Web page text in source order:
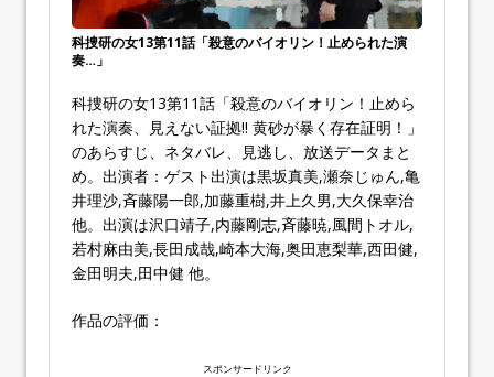
科捜研の女13第11話「殺意のバイオリン！止められた演
奏…」
科捜研の女13第11話「殺意のバイオリン！止めら
れた演奏、見えない証拠!! 黄砂が暴く存在証明！」
のあらすじ、ネタバレ、見逃し、放送データまと
め。出演者：ゲスト出演は黒坂真美,瀬奈じゅん,亀
井理沙,斉藤陽一郎,加藤重樹,井上久男,大久保幸治
他。出演は沢口靖子,内藤剛志,斉藤暁,風間トオル,
若村麻由美,長田成哉,崎本大海,奥田恵梨華,西田健,
金田明夫,田中健 他。
作品の評価：
スポンサードリンク